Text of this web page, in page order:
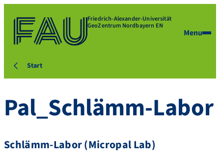
Friedrich-Alexander-Universität
GeoZentrum Nordbayern EN
Menu
Start
Pal_Schlämm-Labor
Schlämm-Labor (Micropal Lab)